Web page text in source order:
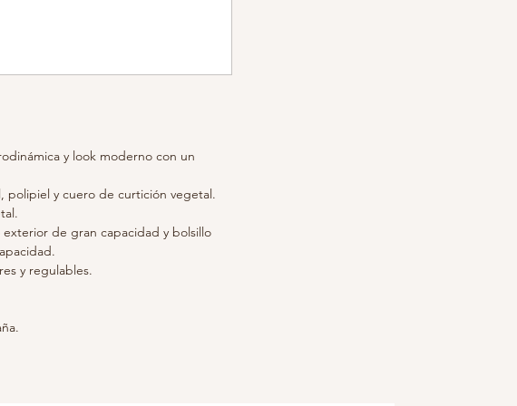
y look moderno con un
polipiel y cuero de curtición vegetal.
de gran capacidad y bolsillo
y regulables.